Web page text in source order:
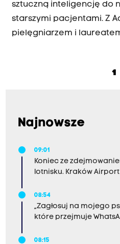
sztuczną inteligencję do
starszymi pacjentami. Z Adrianem Nowakowskim,
pielęgniarzem i
1
Najnowsze
09:01
Koniec ze
lotnisku. Kraków
08:54
„Zagłosuj na mojego
które przejmuje
08:15